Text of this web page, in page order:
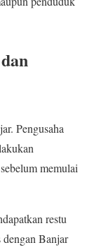
Pengusaha
memulai
restu
Banjar